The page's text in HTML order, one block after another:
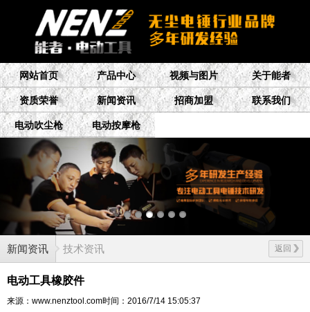
网站首页 产品中心 视频与图片 关于能者
资质荣誉 新闻资讯 招商加盟 联系我们
电动吹尘枪 电动按摩枪
新闻资讯 返回
技术资讯
电动工具橡胶件
来源：www.nenztool.com时间：2016/7/14 15:05:37